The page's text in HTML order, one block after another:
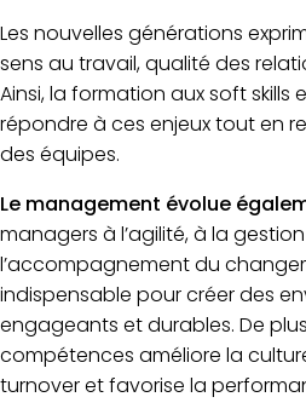
Les nouvelles générations
sens au travail, qualité des
Ainsi, la formation aux soft skills
répondre à ces enjeux tout en
des équipes.
Le management évolue
managers à l’agilité, à la
l’accompagnement du
indispensable pour créer des
engageants et durables. De
compétences améliore la
turnover et favorise la